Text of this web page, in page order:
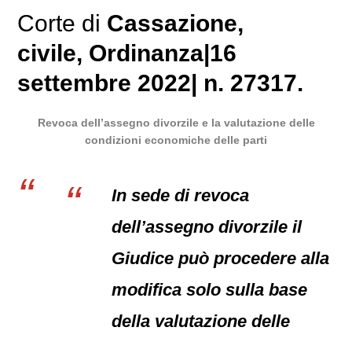
Corte di Cassazione,
civile, Ordinanza|16
settembre 2022| n. 27317.
Revoca dell’assegno divorzile e la valutazione delle
condizioni economiche delle parti
In sede di revoca
dell’assegno divorzile il
Giudice può procedere alla
modifica solo sulla base
della valutazione delle